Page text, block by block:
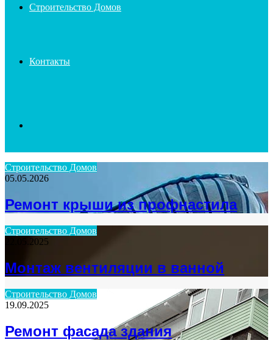
Строительство Домов
Контакты
for
Строительство Домов
05.05.2026
Ремонт крыши из профнастила
Строительство Домов
22.05.2025
Монтаж вентиляции в ванной
Строительство Домов
19.09.2025
Ремонт фасада здания